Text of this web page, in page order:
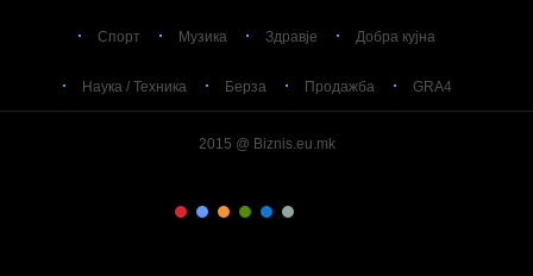
Спорт Музика Здравје Добра кујна
Наука / Техника Берза Продажба GRA4
2015 @ Biznis.eu.mk